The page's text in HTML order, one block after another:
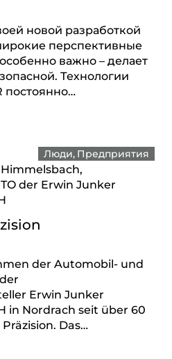
новой разработкой
перспективные
важно – делает
Технологии
постоянно…
Люди Предприятия
der Erwin Junker
der Automobil- und
Erwin Junker
in Nordrach seit über 60
Das…